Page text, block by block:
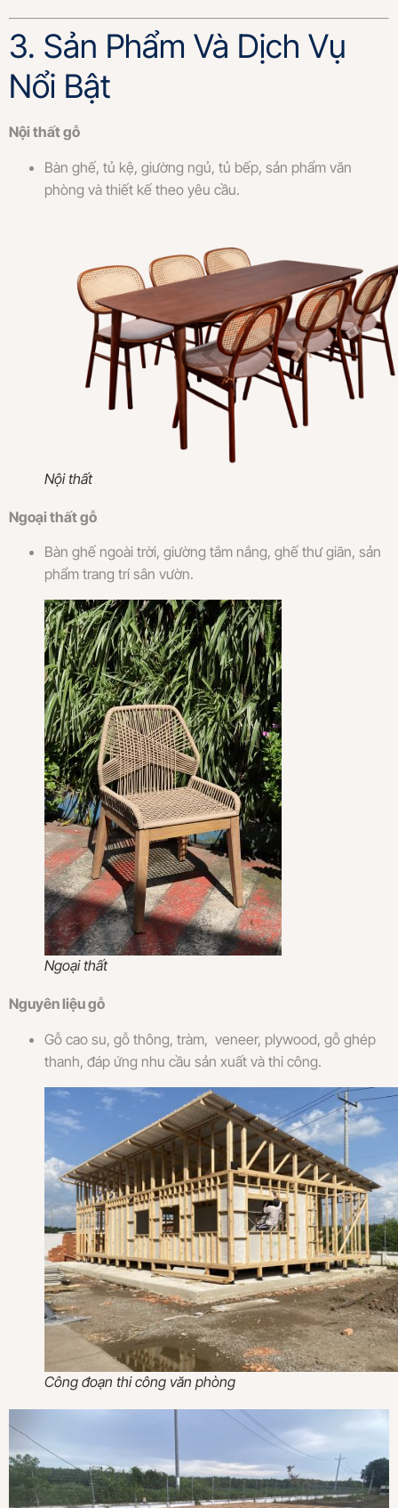
3. Sản Phẩm Và Dịch Vụ
Nổi Bật
Nội thất gỗ
Bàn ghế, tủ kệ, giường ngủ, tủ bếp, sản phẩm văn
phòng và thiết kế theo yêu cầu.
Nội thất
Ngoại thất gỗ
Bàn ghế ngoài trời, giường tắm nắng, ghế thư giãn, sản
phẩm trang trí sân vườn.
Ngoại thất
Nguyên liệu gỗ
Gỗ cao su, gỗ thông, tràm, veneer, plywood, gỗ ghép
thanh, đáp ứng nhu cầu sản xuất và thi công.
Công đoạn thi công văn phòng